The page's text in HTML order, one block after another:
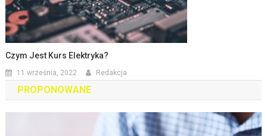
Czym Jest Kurs Elektryka?
11 września, 2022 Redakcja
PROPONOWANE